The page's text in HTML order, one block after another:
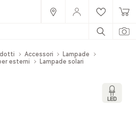
Accessori
Lampade
esterni
Lampade solari